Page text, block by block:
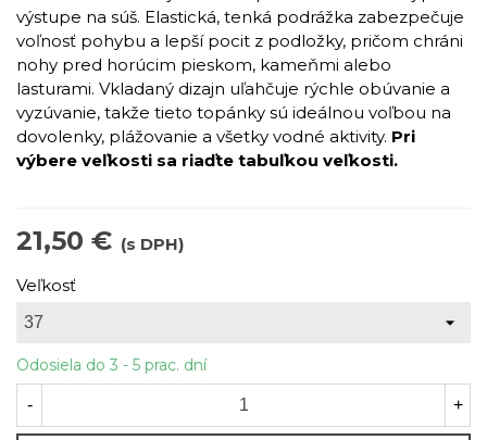
výstupe na súš. Elastická, tenká podrážka zabezpečuje
voľnosť pohybu a lepší pocit z podložky, pričom chráni
nohy pred horúcim pieskom, kameňmi alebo
lasturami. Vkladaný dizajn uľahčuje rýchle obúvanie a
vyzúvanie, takže tieto topánky sú ideálnou voľbou na
dovolenky, plážovanie a všetky vodné aktivity. Pri
výbere veľkosti sa riaďte tabuľkou veľkosti.
21,50 € (s DPH)
Veľkosť
Odosiela do 3 - 5 prac. dní
- +